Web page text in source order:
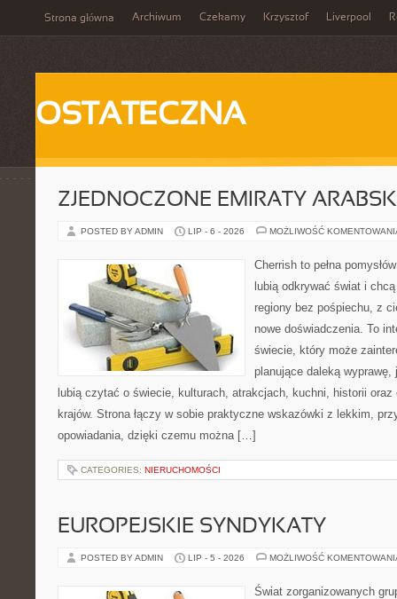
Strona główna Archiwum Czekamy Krzysztof Liverpool
OSTATECZNA
ZJEDNOCZONE EMIRATY
POSTED BY ADMIN LIP - 6 - 2026 MOŻLIWOŚĆ
Cherrish to pełna
lubią odkrywać świat i
regiony bez pośpiechu, z
nowe doświadczenia. To
świecie, który może
planujące daleką
lubią czytać o świecie, kulturach, atrakcjach, kuchni, historii
krajów. Strona łączy w sobie praktyczne wskazówki z lekkim,
opowiadania, dzięki czemu można […]
CATEGORIES: NIERUCHOMOŚCI
EUROPEJSKIE SYNDYKATY
POSTED BY ADMIN LIP - 5 - 2026 MOŻLIWOŚĆ
Świat zorganizowanych